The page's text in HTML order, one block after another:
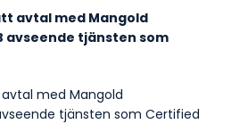
avtal med Mangold
avseende tjänsten som
med Mangold
tjänsten som Certified